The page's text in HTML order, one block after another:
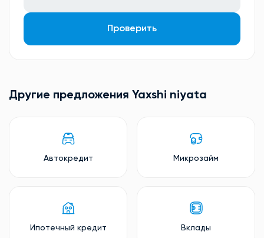
Проверить
Другие предложения Yaxshi niyata
Автокредит Микрозайм
Ипотечный кредит Вклады